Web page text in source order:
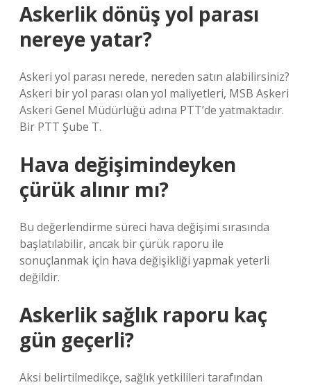
Askerlik dönüş yol parası
nereye yatar?
Askeri yol parası nerede, nereden satın alabilirsiniz?
Askeri bir yol parası olan yol maliyetleri, MSB Askeri
Askeri Genel Müdürlüğü adına PTT’de yatmaktadır.
Bir PTT Şube T.
Hava değişimindeyken
çürük alınır mı?
Bu değerlendirme süreci hava değişimi sırasında
başlatılabilir, ancak bir çürük raporu ile
sonuçlanmak için hava değişikliği yapmak yeterli
değildir.
Askerlik sağlık raporu kaç
gün geçerli?
Aksi belirtilmedikçe, sağlık yetkilileri tarafından